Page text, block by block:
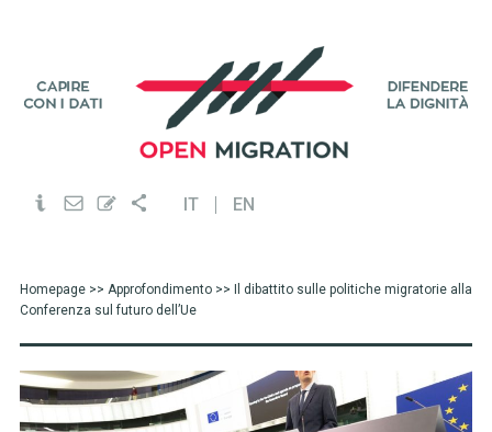
IT EN
Homepage>> Approfondimento>> Il dibattito sulle politiche migratorie alla
Conferenza sul futuro dell’Ue